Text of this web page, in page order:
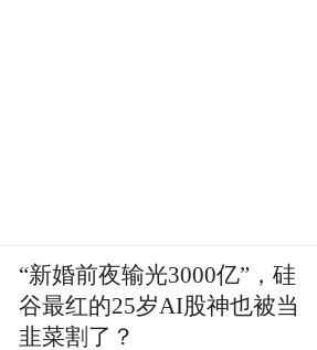
“新婚前夜输光3000亿”，硅
谷最红的25岁AI股神也被当
韭菜割了？